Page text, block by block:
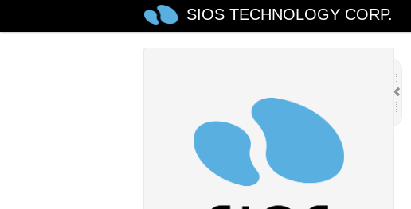
SIOS TECHNOLOGY CORP.